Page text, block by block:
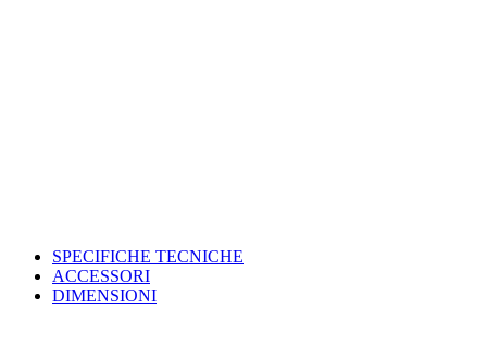
SPECIFICHE TECNICHE
ACCESSORI
DIMENSIONI